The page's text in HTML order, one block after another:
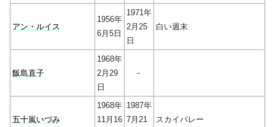
アン・ルイス
1956年
6月5日
1971年
2月25
日
白い週末
飯島直子
1968年
2月29
日
－
五十嵐いづみ
1968年
11月16
1987年
7月21
スカイバレー